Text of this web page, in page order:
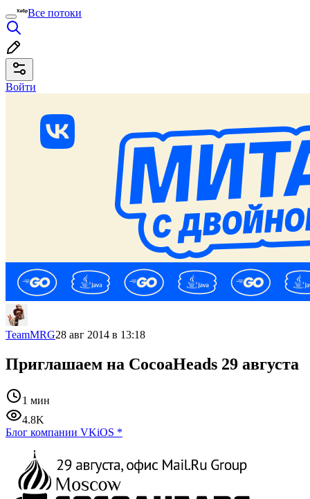
Все потоки
Войти
TeamMRG28 авг 2014 в 13:18
Приглашаем на CocoaHeads 29 августа
1 мин
4.8K
Блог компании VKiOS *